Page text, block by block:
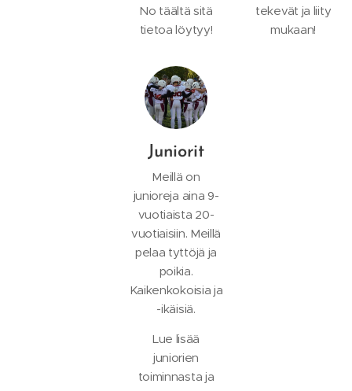
No täältä sitä
tietoa löytyy!
tekevät ja liity
mukaan!
Juniorit
Meillä on
junioreja aina 9-
vuotiaista 20-
vuotiaisiin. Meillä
pelaa tyttöjä ja
poikia.
Kaikenkokoisia ja
-ikäisiä.
Lue lisää
juniorien
toiminnasta ja